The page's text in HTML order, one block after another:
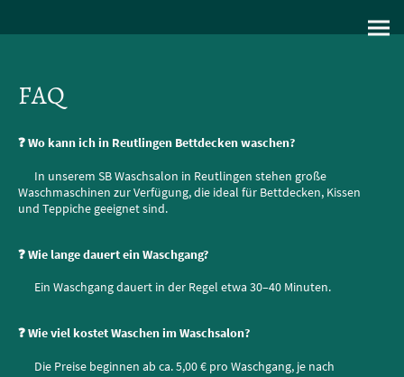
FAQ
❓ Wo kann ich in Reutlingen Bettdecken waschen?
In unserem SB Waschsalon in Reutlingen stehen große
Waschmaschinen zur Verfügung, die ideal für Bettdecken, Kissen
und Teppiche geeignet sind.
❓ Wie lange dauert ein Waschgang?
Ein Waschgang dauert in der Regel etwa 30–40 Minuten.
❓ Wie viel kostet Waschen im Waschsalon?
Die Preise beginnen ab ca. 5,00 € pro Waschgang, je nach